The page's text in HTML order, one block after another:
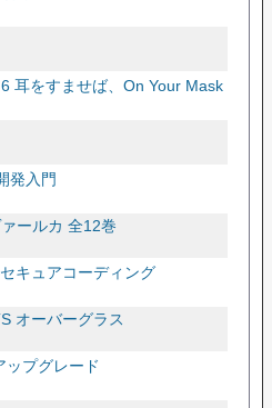
耳をすませば、On Your Mask
発入門
ールカ 全12巻
キュアコーディング
オーバーグラス
ップグレード